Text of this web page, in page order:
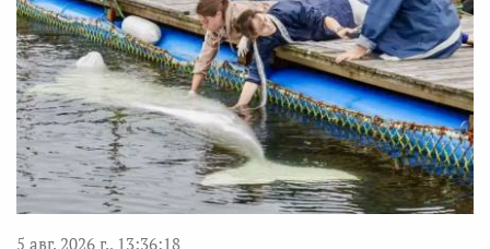
5 авг. 2026 г., 13:36:18